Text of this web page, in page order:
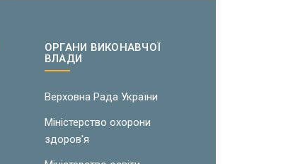
ОРГАНИ ВИКОНАВЧОЇ
ВЛАДИ
Верховна Рада України
Міністерство охорони
здоров'я